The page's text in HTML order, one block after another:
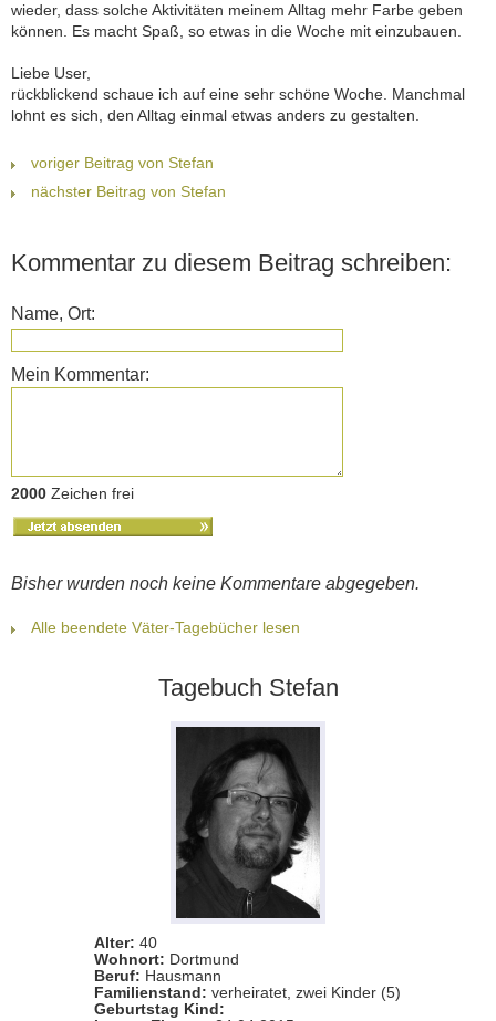
wieder, dass solche Aktivitäten meinem Alltag mehr Farbe geben
können. Es macht Spaß, so etwas in die Woche mit einzubauen.
Liebe User,
rückblickend schaue ich auf eine sehr schöne Woche. Manchmal
lohnt es sich, den Alltag einmal etwas anders zu gestalten.
voriger Beitrag von Stefan
nächster Beitrag von Stefan
Kommentar zu diesem Beitrag schreiben:
Name, Ort:
Mein Kommentar:
2000 Zeichen frei
Bisher wurden noch keine Kommentare abgegeben.
Alle beendete Väter-Tagebücher lesen
Tagebuch Stefan
Alter: 40
Wohnort: Dortmund
Beruf: Hausmann
Familienstand: verheiratet, zwei Kinder (5)
Geburtstag Kind: